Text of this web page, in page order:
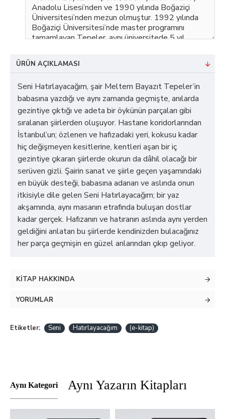
ÜRÜN AÇIKLAMASI
Seni Hatırlayacağım, şair Meltem Bayazıt Tepeler’in
babasına yazdığı ve aynı zamanda geçmişte, anılarda
gezintiye çıktığı ve adeta bir öykünün parçaları gibi
sıralanan şiirlerden oluşuyor. Hastane koridorlarından
İstanbul’un; özlenen ve hafızadaki yeri, kokusu kadar
hiç değişmeyen kesitlerine, kentleri aşan bir iç
gezintiye çıkaran şiirlerde okurun da dâhil olacağı bir
serüven gizli. Şairin sanat ve şiirle geçen yaşamındaki
en büyük desteği, babasına adanan ve aslında onun
itkisiyle dile gelen Seni Hatırlayacağım; bir yaz
akşamında, aynı masanın etrafında buluşan dostlar
kadar gerçek. Hafızanın ve hatıranın aslında aynı yerden
geldiğini anlatan bu şiirlerde kendinizden bulacağınız
her parça geçmişin en güzel anlarından çıkıp geliyor.
KITAP HAKKINDA
YORUMLAR
Etiketler: Seni Hatırlayacağım (e-kitap)
Aynı Kategori Aynı Yazarın Kitapları